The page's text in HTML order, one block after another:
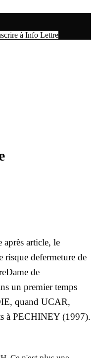
à Info Lettre
après article, le
risque defermeture de
de
un premier temps
quand UCAR,
à PECHINEY (1997).